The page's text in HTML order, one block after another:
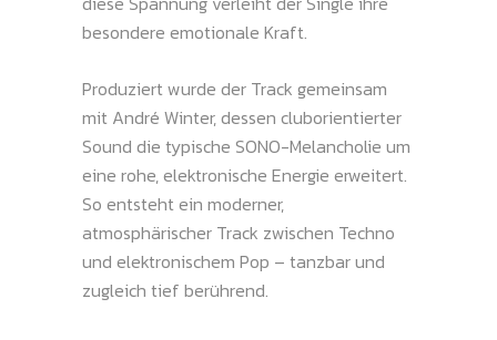
besondere emotionale Kraft.
Produziert wurde der Track gemeinsam
mit André Winter, dessen cluborientierter
Sound die typische SONO-Melancholie um
eine rohe, elektronische Energie erweitert.
So entsteht ein moderner,
atmosphärischer Track zwischen Techno
und elektronischem Pop – tanzbar und
zugleich tief berührend.